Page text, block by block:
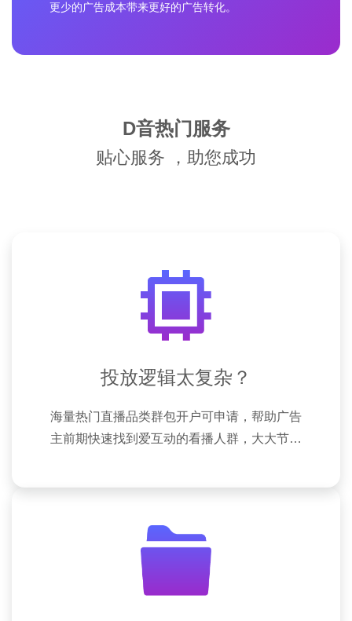
更少的广告成本带来更好的广告转化。
D音热门服务
贴心服务 ，助您成功
投放逻辑太复杂？
海量热门直播品类群包开户可申请，帮助广告
主前期快速找到爱互动的看播人群，大大节省